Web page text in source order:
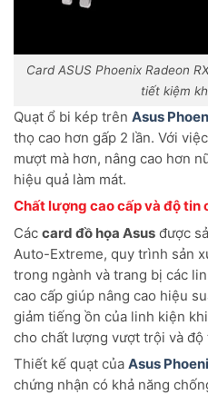
Card ASUS Phoenix Radeon
tiết kiệm
Quạt ổ bi kép trên Asus
thọ cao hơn gấp 2 lần. Với
mượt mà hơn, nâng cao hơn
hiệu quả làm mát.
Chất lượng cao cấp và độ tin
Các card đồ họa Asus được
Auto-Extreme, quy trình sản
trong ngành và trang bị các
cao cấp giúp nâng cao hiệu
giảm tiếng ồn của linh kiện
cho chất lượng vượt trội và độ
Thiết kế quạt của Asus
chứng nhận có khả năng